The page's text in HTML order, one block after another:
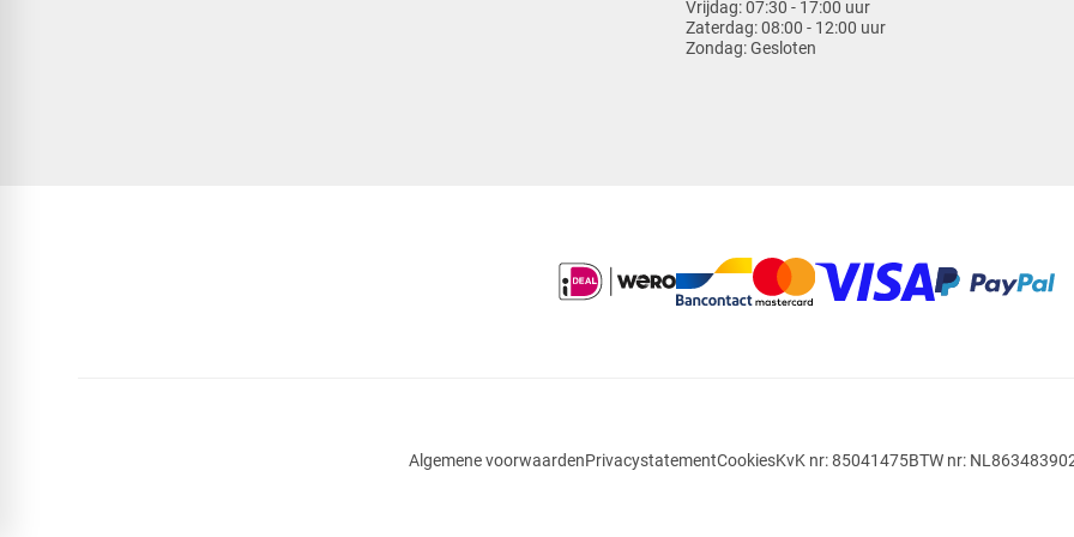
Vrijdag:07:30 - 17:00 uur
Zaterdag:08:00 - 12:00 uur
Zondag:Gesloten
Algemene voorwaardenPrivacystatementCookiesKvK nr: 85041475BTW nr: